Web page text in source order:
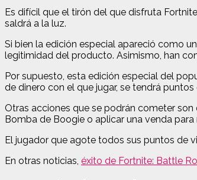
Es difícil que el tirón del que disfruta
saldrá a la luz.
Si bien la edición especial apareció como
legitimidad del producto. Asimismo, han
Por supuesto, esta edición especial del
de dinero con el que jugar, se tendrá
Otras acciones que se podrán cometer
Bomba de Boogie o aplicar una venda para
El jugador que agote todos sus puntos de
En otras noticias, éxito de Fortnite: Battle